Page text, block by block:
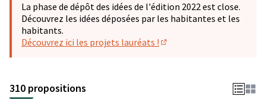
La phase de dépôt des idées de l'édition 2022 est close.
Découvrez les idées déposées par les habitantes et les
habitants.
Découvrez ici les projets lauréats !
310 propositions